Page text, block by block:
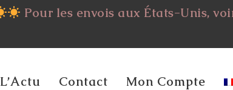
Pour les envois aux États-Unis,
L’Actu Contact Mon Compte